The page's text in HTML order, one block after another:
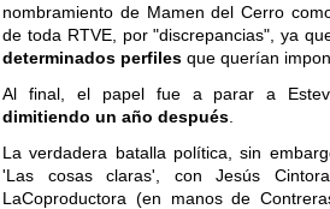
nombramiento de Mamen del Cerro
de toda RTVE, por "discrepancias", ya
determinados perfiles que querían
Al final, el papel fue a parar a
dimitiendo un año después
La verdadera batalla política, sin
'Las cosas claras', con Jesús
LaCoproductora (en manos de